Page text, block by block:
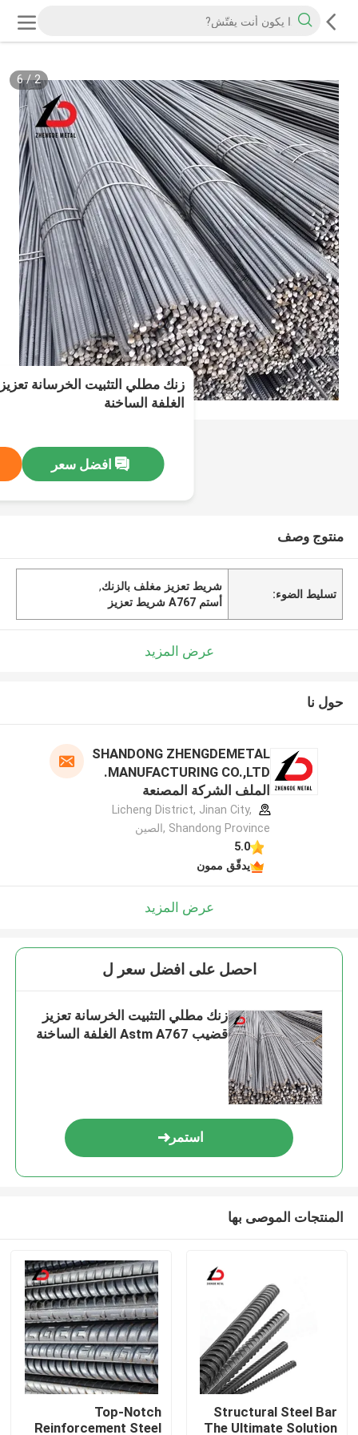
2
/
6
الغلفة الساخنة
افضل سعر
منتوج وصف
تسليط الضوء:
شريط تعزيز مغلف بالزنك,
أستم A767 شريط تعزيز
عرض المزيد
حول نا
SHANDONG ZHENGDEMETAL
MANUFACTURING CO.,LTD.
الملف الشركة المصنعة
Licheng District, Jinan City,
Shandong Province ,الصين
5.0
يدقّق ممون
عرض المزيد
احصل على افضل سعر ل
زنك مطلي التثبيت الخرسانة تعزيز
قضيب Astm A767 الغلفة الساخنة
استمر
المنتجات الموصى بها
Structural Steel Bar
The Ultimate Solution
Top-Notch
Reinforcement Steel